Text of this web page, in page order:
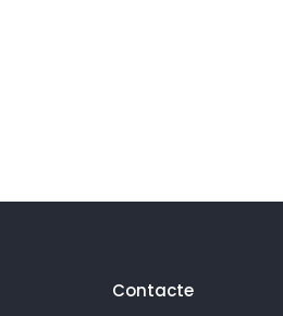
Contacte